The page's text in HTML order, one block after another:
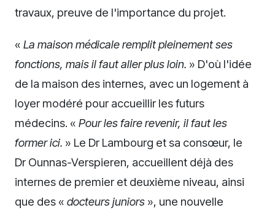
travaux, preuve de l'importance du projet.
« La maison médicale remplit pleinement ses
fonctions, mais il faut aller plus loin. » D'où l'idée
de la maison des internes, avec un logement à
loyer modéré pour accueillir les futurs
médecins. « Pour les faire revenir, il faut les
former ici. » Le Dr Lambourg et sa consœur, le
Dr Ounnas-Verspieren, accueillent déjà des
internes de premier et deuxième niveau, ainsi
que des « docteurs juniors », une nouvelle